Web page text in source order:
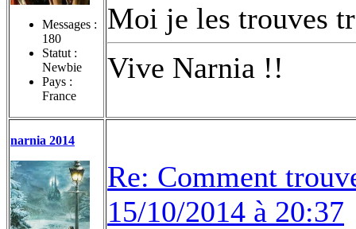
Messages :
180
Statut :
Newbie
Pays :
France
Moi je les trouves
Vive Narnia !!
narnia 2014
Re: Comment
15/10/2014 à 20:37